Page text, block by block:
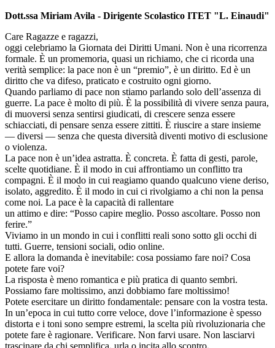
Dott.ssa Miriam Avila - Dirigente Scolastico ITET "L. Einaudi"
Care Ragazze e ragazzi,
oggi celebriamo la Giornata dei Diritti Umani. Non è una ricorrenza
formale. È un promemoria, quasi un richiamo, che ci ricorda una
verità semplice: la pace non è un “premio”, è un diritto. Ed è un
diritto che va difeso, praticato e costruito ogni giorno.
Quando parliamo di pace non stiamo parlando solo dell’assenza di
guerre. La pace è molto di più. È la possibilità di vivere senza paura,
di muoversi senza sentirsi giudicati, di crescere senza essere
schiacciati, di pensare senza essere zittiti. È riuscire a stare insieme
— diversi — senza che questa diversità diventi motivo di esclusione
o violenza.
La pace non è un’idea astratta. È concreta. È fatta di gesti, parole,
scelte quotidiane. È il modo in cui affrontiamo un conflitto tra
compagni. È il modo in cui reagiamo quando qualcuno viene deriso,
isolato, aggredito. È il modo in cui ci rivolgiamo a chi non la pensa
come noi. La pace è la capacità di rallentare
un attimo e dire: “Posso capire meglio. Posso ascoltare. Posso non
ferire.”
Viviamo in un mondo in cui i conflitti reali sono sotto gli occhi di
tutti. Guerre, tensioni sociali, odio online.
E allora la domanda è inevitabile: cosa possiamo fare noi? Cosa
potete fare voi?
La risposta è meno romantica e più pratica di quanto sembri.
Possiamo fare moltissimo, anzi dobbiamo fare moltissimo!
Potete esercitare un diritto fondamentale: pensare con la vostra testa.
In un’epoca in cui tutto corre veloce, dove l’informazione è spesso
distorta e i toni sono sempre estremi, la scelta più rivoluzionaria che
potete fare è ragionare. Verificare. Non farvi usare. Non lasciarvi